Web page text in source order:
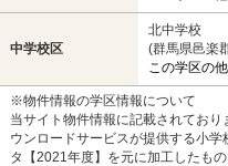
中学校区
北中学校
(群馬県邑楽
この学区の
※物件情報の学区情報について
当サイト物件情報に記載されてお
ウンロードサービスが提供する小
タ【2021年度】を元に加工したも